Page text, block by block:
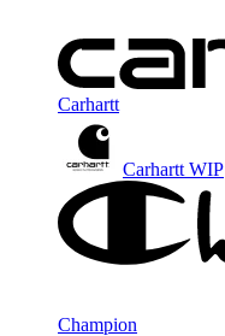
Carhartt
Carhartt WIP
Champion